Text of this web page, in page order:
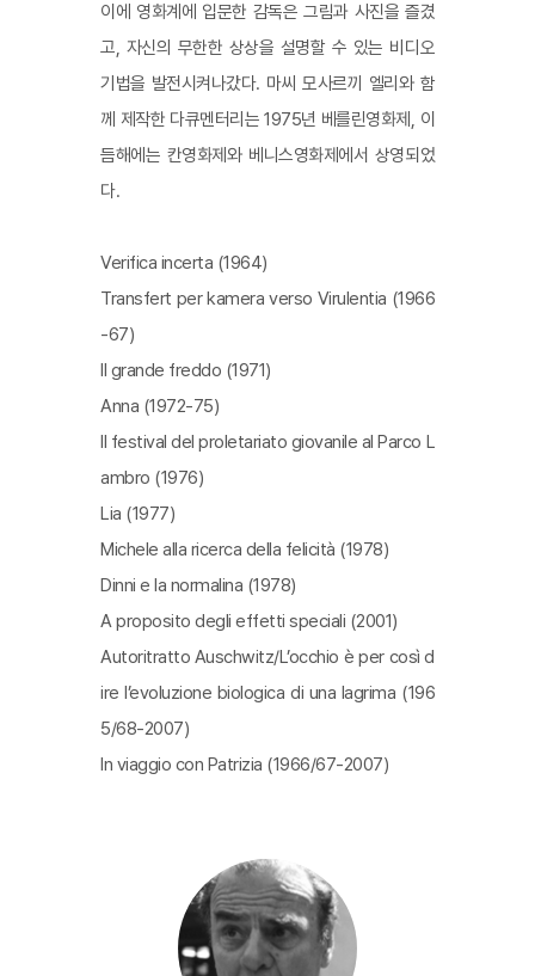
이에 영화계에 입문한 감독은 그림과 사진을 즐겼
고, 자신의 무한한 상상을 설명할 수 있는 비디오
기법을 발전시켜나갔다. 마씨 모사르끼 엘리와 함
께 제작한 다큐멘터리는 1975년 베를린영화제, 이
듬해에는 칸영화제와 베니스영화제에서 상영되었
다.
Verifica incerta (1964)
Transfert per kamera verso Virulentia (1966
-67)
Il grande freddo (1971)
Anna (1972-75)
Il festival del proletariato giovanile al Parco L
ambro (1976)
Lia (1977)
Michele alla ricerca della felicità (1978)
Dinni e la normalina (1978)
A proposito degli effetti speciali (2001)
Autoritratto Auschwitz/L’occhio è per così d
ire l’evoluzione biologica di una lagrima (196
5/68-2007)
In viaggio con Patrizia (1966/67-2007)